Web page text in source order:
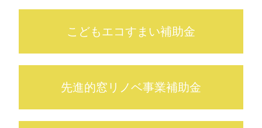
こどもエコすまい補助金
先進的窓リノベ事業補助金